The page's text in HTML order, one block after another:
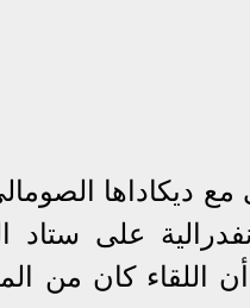
مع ديكاداها
كأس الكونفدرالية على
اللقاء كان من